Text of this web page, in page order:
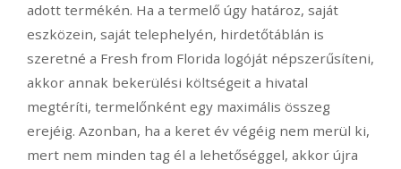
adott termékén. Ha a termelő úgy határoz, saját
eszközein, saját telephelyén, hirdetőtáblán is
szeretné a Fresh from Florida logóját népszerűsíteni,
akkor annak bekerülési költségeit a hivatal
megtéríti, termelőnként egy maximális összeg
erejéig. Azonban, ha a keret év végéig nem merül ki,
mert nem minden tag él a lehetőséggel, akkor újra